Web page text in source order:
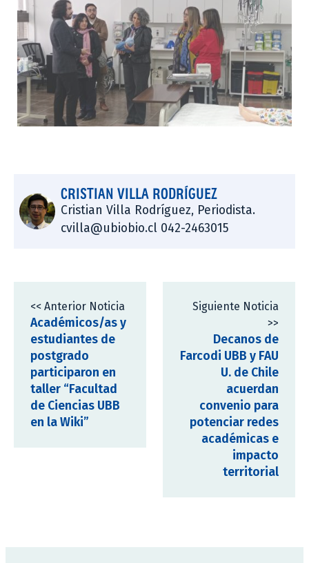
CRISTIAN VILLA RODRÍGUEZ
Cristian Villa Rodríguez, Periodista.
cvilla@ubiobio.cl 042-2463015
<< Anterior Noticia
Académicos/as y
estudiantes de
postgrado
participaron en
taller “Facultad
de Ciencias UBB
en la Wiki”
Siguiente Noticia
>>
Decanos de
Farcodi UBB y FAU
U. de Chile
acuerdan
convenio para
potenciar redes
académicas e
impacto
territorial